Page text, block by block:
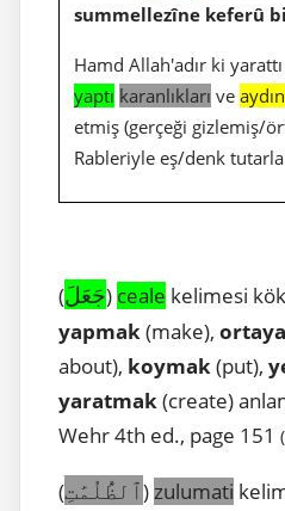
summellezîne keferû
Hamd Allah'adır ki
yaptı karanlıkları ve
etmiş (gerçeği gizlemiş/
Rableriyle eş/denk
(جَعَلَ) ceale kelimesi
yapmak(make),
about), koymak(put),
yaratmak(create)
Wehr 4th ed., page 151
(ٱلظُّلُمَٰتِ)zulumati